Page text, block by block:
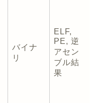
バイナ
リ
ELF,
PE, 逆
アセン
ブル結
果